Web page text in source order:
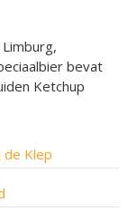
bevat
Ketchup
Klep